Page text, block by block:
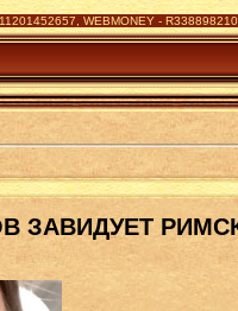
WEBMONEY -
ЗАВИДУЕТ